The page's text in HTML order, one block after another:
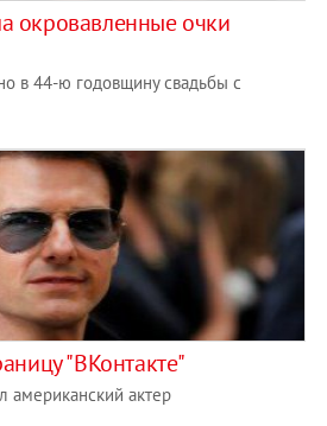
окровавленные очки
в 44-ю годовщину свадьбы с
"ВКонтакте"
американский актер